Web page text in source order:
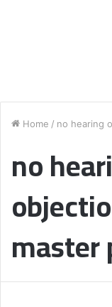
Home / no hearing
no
master